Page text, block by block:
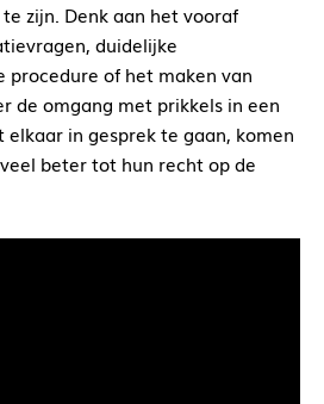
zijn. Denk aan het vooraf
duidelijke
procedure of het maken van
de omgang met prikkels in een
in gesprek te gaan, komen
beter tot hun recht op de